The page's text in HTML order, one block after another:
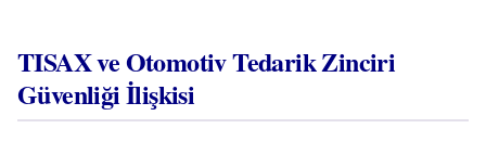
TISAX ve Otomotiv Tedarik Zinciri
Güvenliği İlişkisi